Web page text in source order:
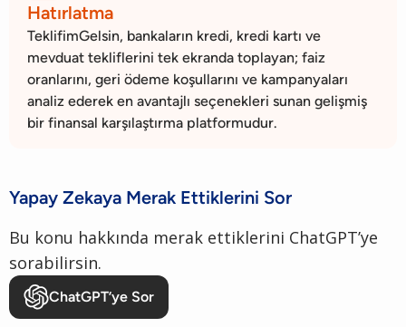
Hatırlatma
TeklifimGelsin, bankaların kredi, kredi kartı ve
mevduat tekliflerini tek ekranda toplayan; faiz
oranlarını, geri ödeme koşullarını ve kampanyaları
analiz ederek en avantajlı seçenekleri sunan gelişmiş
bir finansal karşılaştırma platformudur.
Yapay Zekaya Merak Ettiklerini Sor
Bu konu hakkında merak ettiklerini ChatGPT’ye
sorabilirsin.
ChatGPT’ye Sor